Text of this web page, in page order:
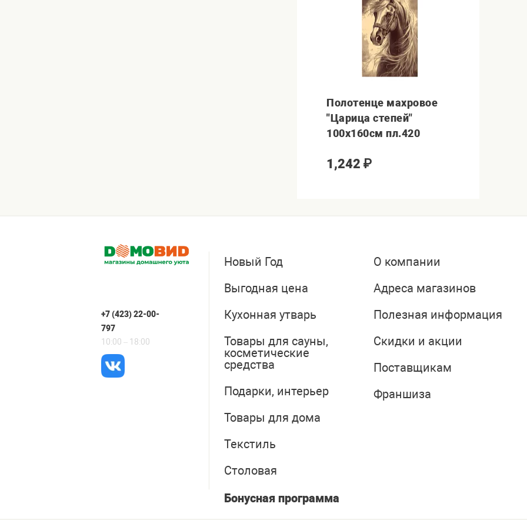
Полотенце махровое
"Царица степей"
100х160см пл.420
1,242 ₽
+7 (423) 22-00-
797
10:00 – 18:00
Новый Год
Выгодная цена
Кухонная утварь
Товары для сауны,
косметические
средства
Подарки, интерьер
Товары для дома
Текстиль
Столовая
Бонусная программа
О компании
Адреса магазинов
Полезная информация
Скидки и акции
Поставщикам
Франшиза